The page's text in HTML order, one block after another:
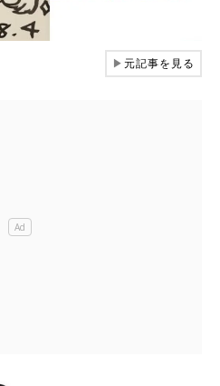
▶元記事を見る